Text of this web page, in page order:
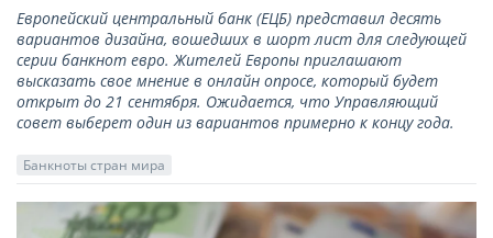
Европейский центральный банк (ЕЦБ) представил десять
вариантов дизайна, вошедших в шорт лист для следующей
серии банкнот евро. Жителей Европы приглашают
высказать свое мнение в онлайн опросе, который будет
открыт до 21 сентября. Ожидается, что Управляющий
совет выберет один из вариантов примерно к концу года.
Банкноты стран мира